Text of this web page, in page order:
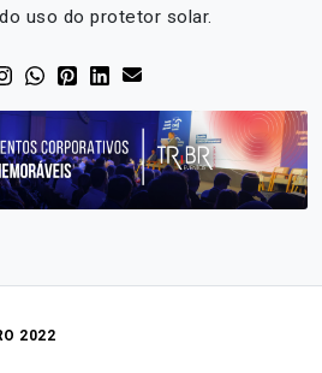
uso do protetor solar.
2022